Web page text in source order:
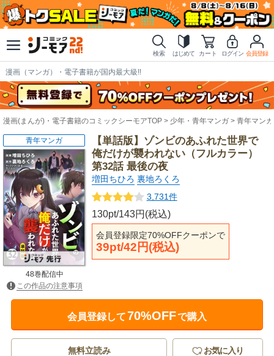
検索 はじめて カート ログイン 会員登録
漫画（マンガ）・電子書籍が国内最大級!!
漫画(まんが)・電子書籍のコミックシーモアTOP 少年・青年マンガ 青年マンガ
【単話版】ゾンビのあふれた世界で
俺だけが襲われない（フルカラー）
第32話 最後の夜
増田ちひろ 裏地ろくろ
3,731件
130pt/143円(税込)
会員登録限定70%OFFクーポンで
39pt/42円(税込)
青年マンガ
48巻配信中
この作品の注意事項
会員登録して70%OFFで購入
無料立読み お気に入り